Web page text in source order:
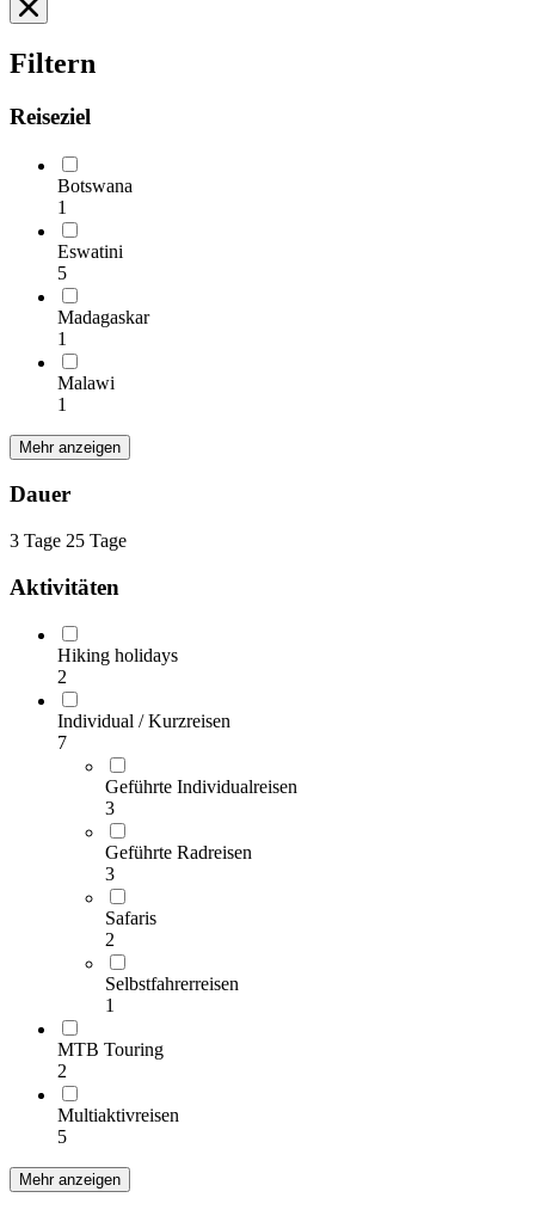
Filtern
Reiseziel
Botswana
1
Eswatini
5
Madagaskar
1
Malawi
1
Mehr anzeigen
Dauer
3 Tage 25 Tage
Aktivitäten
Hiking holidays
2
Individual / Kurzreisen
7
Geführte Individualreisen
3
Geführte Radreisen
3
Safaris
2
Selbstfahrerreisen
1
MTB Touring
2
Multiaktivreisen
5
Mehr anzeigen